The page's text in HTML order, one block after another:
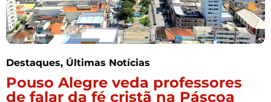
Destaques, Últimas Notícias
Pouso Alegre veda professores
de falar da fé cristã na Páscoa